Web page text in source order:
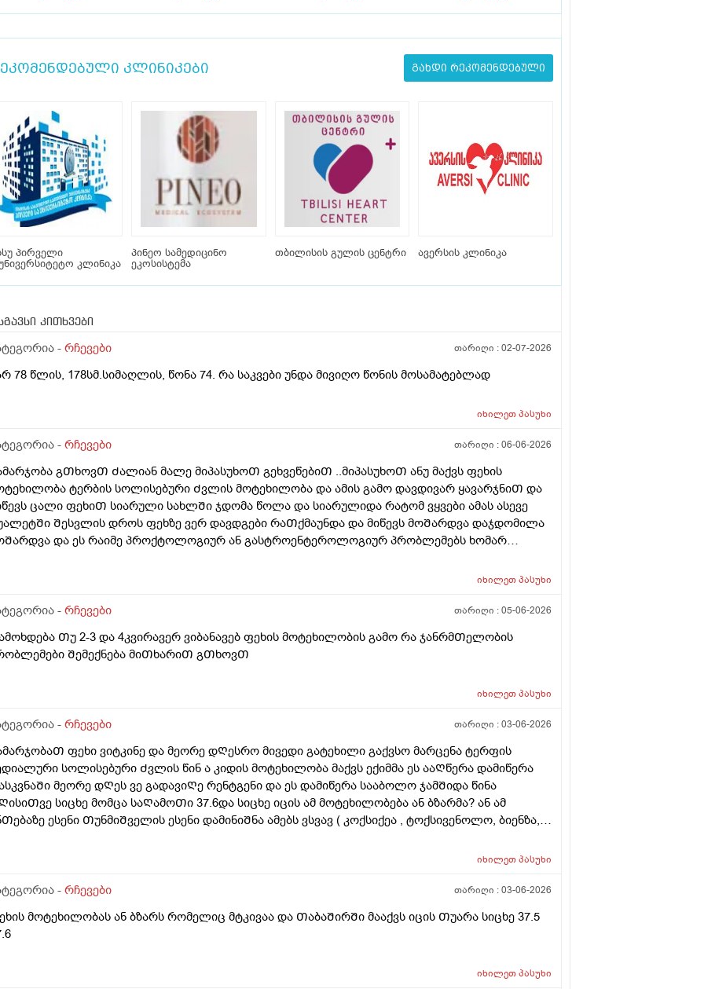
კლინიკები გახდი რეკომენდებული
პირველი
კლინიკა
პინეო სამედიცინო
ეკოსისტემა
თბილისის გულის ცენტრი ავერსის კლინიკა
კითხვები
- რჩევები თარიღი :02-07-2026
78 წლის, 178სმ.სიმაღლის, წონა 74. რა საკვები უნდა მივიღო წონის მოსამატებლად
იხილეთპასუხი
- რჩევები თარიღი :06-06-2026
გᲗხოვᲗ Ძალიან მალე მიპასუხოᲗ გეხვეწებიᲗ ..მიპასუხოᲗ ანუ მაქვს ფეხის
ტერბის სოლისებური Ძვლის მოტეხილობა და ამის გამო დავდივარ ყავარჯნიᲗ და
ცალი ფეხიᲗ სიარული სახლᲨი ჯდომა წოლა და სიარულიდა რატომ ვყვები ამას ასევე
Შესვლის დროს ფეხზე ვერ დავდგები რაᲗქმაუნდა და მიწევს მოᲨარდვა დაჯდომილა
და ეს რაიმე პროქტოლოგიურ ან გასტროენტეროლოგიურ პრობლემებს ხომარ
ერᲗად კუᲭᲨირო გავდივარ ხოლმე დილა საᲦამო აქამდე სულ Ჩაბანვებს ვაკეᲗებდი
ვიცავდი ახლა ამ 3-4კვირის განმავლობაᲨი მაგასაც ვეგარ გავაკეᲗებ იმიტორო ვერც
გავდივარ და Შემდეგ სალფეᲗკს დაჯდომილა Თბილი ან ცივი წყლიᲗ ვასველებ და იმიᲗ
რო არაფერი დარᲩეს მერერო ვდგები გავივლი გამოვვივლი და ვჯდებიან რამე მაინც
დადებ ᲗიᲗზეც არ გადაგდის და საᲦამოᲗირო ვნახე ტრუსსზე საჯდომის ადგილას განავლის
ესე და ამ ყველაფრიᲗ მერე კანი მიᲦიზიანდება ამდები წმენდვიᲗ და მაგიტომაც
Ჩაბანვებს მოკლედ რატოხდება ესე ან როგორ მოვიქცე ეს 3-4 კვირა და რაგავაკეᲗო
(ბიᲭი ვარ )
იხილეთპასუხი
- რჩევები თარიღი :05-06-2026
Თუ 2-3 და 4კვირავერ ვიბანავებ ფეხის მოტეხილობის გამო რა ჯანრმᲗელობის
Შემექნება მიᲗხარიᲗ გᲗხოვᲗ
იხილეთპასუხი
- რჩევები თარიღი :03-06-2026
ფეხი ვიტკინე და მეორე დᲦესრო მივედი გატეხილი გაქვსო მარცენა ტერფის
სოლისებური Ძვლის წინ ა კიდის მოტეხილობა მაქვს ექიმმა ეს ააᲦწერა დამიწერა
მეორე დᲦეს ვე გადავიᲦე რენტგენი და ეს დამიწერა სააბოლო ჯამᲨიდა წინა
სიცხე მომცა საᲦამოᲗი 37.6და სიცხე იცის ამ მოტეხილობება ან ბზარმა? ან ამ
ესენი ᲗუნმიᲨველის ესენი დამინიᲨნა ამებს ვსვავ ( კოქსიქეა , ტოქსივენოლო, ბიენზა,
იხილეთპასუხი
- რჩევები თარიღი :03-06-2026
მოტეხილობას ან ბზარს რომელიც მტკივაა და ᲗაბაᲨირᲨი მააქვს იცის Თუარა სიცხე 37.5
იხილეთპასუხი